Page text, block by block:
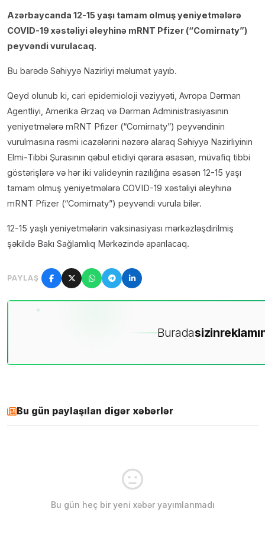
Azərbaycanda 12-15 yaşı tamam olmuş yeniyetmələrə
COVID-19 xəstəliyi əleyhinə mRNT Pfizer (“Comirnaty”)
peyvəndi vurulacaq.
Bu barədə Səhiyyə Nazirliyi məlumat yayıb.
Qeyd olunub ki, cari epidemioloji vəziyyəti, Avropa Dərman
Agentliyi, Amerika Ərzaq və Dərman Administrasiyasının
yeniyetmələrə mRNT Pfizer (“Comirnaty”) peyvəndinin
vurulmasına rəsmi icazələrini nəzərə alaraq Səhiyyə Nazirliyinin
Elmi-Tibbi Şurasının qəbul etidiyi qərara əsasən, müvafiq tibbi
göstərişlərə və hər iki valideynin razılığına əsasən 12-15 yaşı
tamam olmuş yeniyetmələrə COVID-19 xəstəliyi əleyhinə
mRNT Pfizer (“Comirnaty”) peyvəndi vurula bilər.
12-15 yaşlı yeniyetmələrin vaksinasiyası mərkəzləşdirilmiş
şəkildə Bakı Sağlamlıq Mərkəzində aparılacaq.
PAYLAŞ
Buradasizin
Bu gün paylaşılan digər xəbərlər
Bu gün heç bir yeni xəbər yayımlanmadı